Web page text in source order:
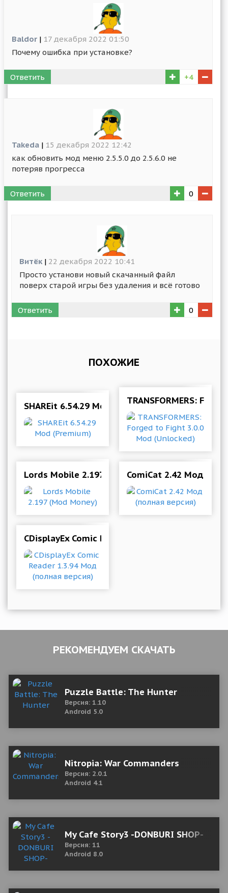
Baldor | 17 декабря 2022 01:50
Почему ошибка при установке?
Ответить +4
Takeda | 15 декабря 2022 12:42
как обновить мод меню 2.5.5.0 до 2.5.6.0 не
потеряв прогресса
Ответить 0
Витёк | 22 декабря 2022 10:41
Просто установи новый скачанный файл
поверх старой игры без удаления и всё готово
Ответить 0
ПОХОЖИЕ
SHAREit 6.54.29 Mod (Premium)TRANSFORMERS:
Lords Mobile 2.197 (Mod Money)ComiCat 2.42 Мод
CDisplayEx Comic Reader 1.3.94 Мод (полная
РЕКОМЕНДУЕМ СКАЧАТЬ
Puzzle Battle: The Hunter
Версия: 1.10
Android 5.0
Nitropia: War Commanders
Версия: 2.0.1
Android 4.1
My Cafe Story3 -DONBURI SHOP-
Версия: 11
Android 8.0